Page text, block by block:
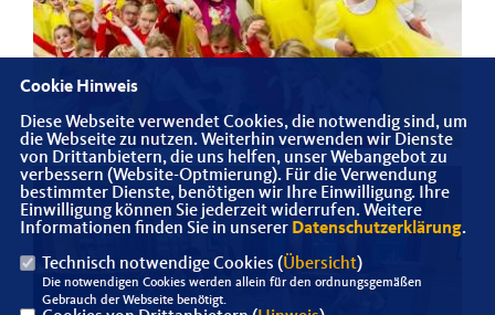
Cookie Hinweis
Diese Webseite verwendet Cookies, die notwendig sind, um
die Webseite zu nutzen. Weiterhin verwenden wir Dienste
von Drittanbietern, die uns helfen, unser Webangebot zu
verbessern (Website-Optmierung). Für die Verwendung
bestimmter Dienste, benötigen wir Ihre Einwilligung. Ihre
Einwilligung können Sie jederzeit widerrufen. Weitere
Informationen finden Sie in unserer Datenschutzerklärung.
Technisch notwendige Cookies (Übersicht)
Die notwendigen Cookies werden allein für den ordnungsgemäßen
Gebrauch der Webseite benötigt.